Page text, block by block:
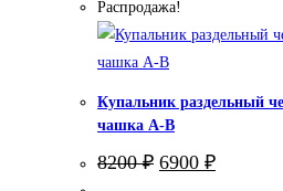
Распродажа!
Купальник раздельный
чашка А-В
8200₽
цена
6900 ₽Текущая
цена: